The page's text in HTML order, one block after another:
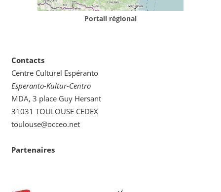
Portail régional
Contacts
Centre Culturel Espéranto
Esperanto-Kultur-Centro
MDA, 3 place Guy Hersant
31031 TOULOUSE CEDEX
toulouse@occeo.net
Partenaires